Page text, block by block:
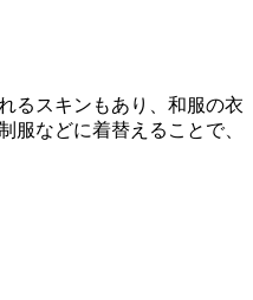
るスキンもあり、和服の衣
服などに着替えることで、